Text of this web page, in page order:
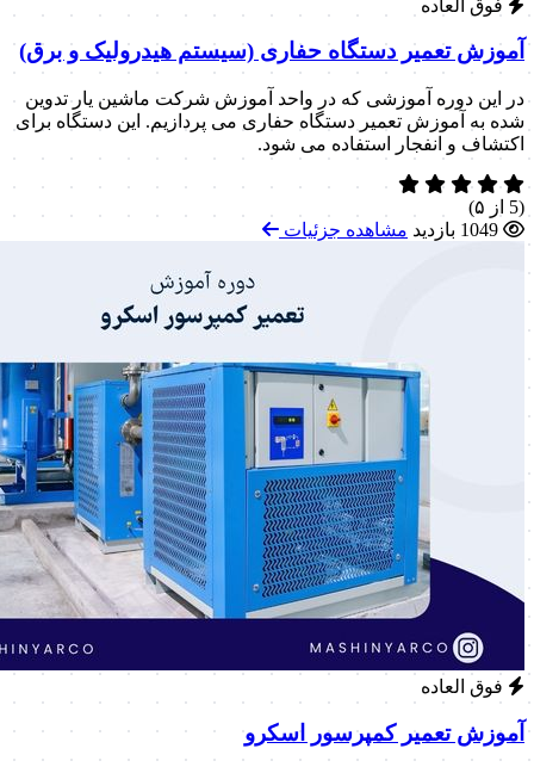
فوق العاده
آموزش تعمیر دستگاه حفاری (سیستم هیدرولیک و برق)
در این دوره آموزشی که در واحد آموزش شرکت ماشین یار تدوین
شده به آموزش تعمیر دستگاه حفاری می پردازیم. این دستگاه برای
اکتشاف و انفجار استفاده می شود.
(5 از ۵)
مشاهده جزئیات
فوق العاده
آموزش تعمیر کمپرسور اسکرو